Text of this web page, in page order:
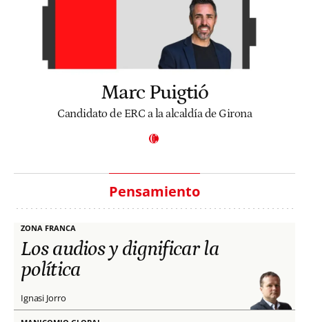
Marc Puigtió
Candidato de ERC a la alcaldía de Girona
Pensamiento
ZONA FRANCA
Los audios y dignificar la
política
Ignasi Jorro